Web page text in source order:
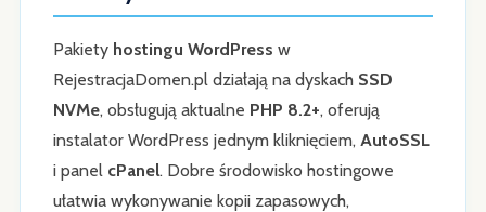
Pakiety hostingu WordPress w
RejestracjaDomen.pl działają na dyskach SSD
NVMe, obsługują aktualne PHP 8.2+, oferują
instalator WordPress jednym kliknięciem, AutoSSL
i panel cPanel. Dobre środowisko hostingowe
ułatwia wykonywanie kopii zapasowych,